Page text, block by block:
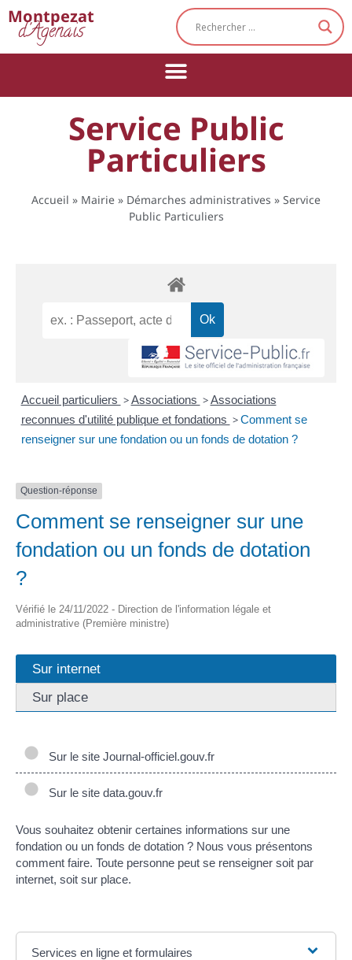
Montpezat
d'Agenais
Service Public
Particuliers
Accueil » Mairie » Démarches administratives » Service
Public Particuliers
Accueil particuliers > Associations > Associations
reconnues d'utilité publique et fondations > Comment se
renseigner sur une fondation ou un fonds de dotation ?
Question-réponse
Comment se renseigner sur une
fondation ou un fonds de dotation
?
Vérifié le 24/11/2022 - Direction de l'information légale et
administrative (Première ministre)
Sur internet
Sur place
Sur le site Journal-officiel.gouv.fr
Sur le site data.gouv.fr
Vous souhaitez obtenir certaines informations sur une
fondation ou un fonds de dotation ? Nous vous présentons
comment faire. Toute personne peut se renseigner soit par
internet, soit sur place.
Services en ligne et formulaires
Cookies management panel